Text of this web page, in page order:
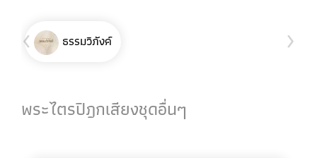
ธรรมวิภังค์
‹ ›
พระไตรปิฎกเสียงชุดอื่นๆ